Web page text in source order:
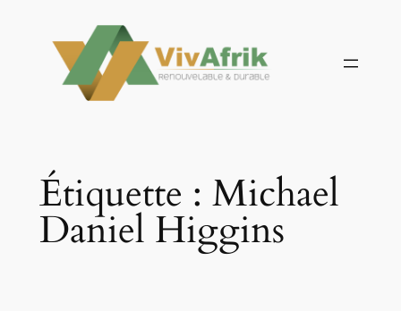
contenu
Étiquette : Michael
Daniel Higgins